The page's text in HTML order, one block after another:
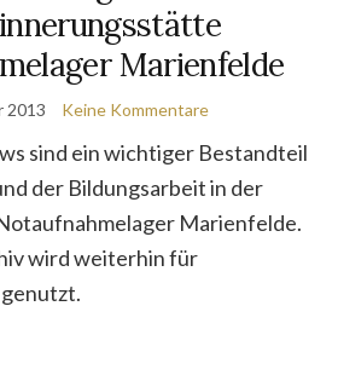
Marienfelde
2013 Keine Kommentare
sind ein wichtiger Bestandteil
der Bildungsarbeit in der
Marienfelde.
wird weiterhin für